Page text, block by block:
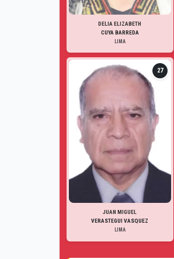
DELIA ELIZABETH
CUYA BARREDA
LIMA
27
JUAN MIGUEL
VERASTEGUI VASQUEZ
LIMA